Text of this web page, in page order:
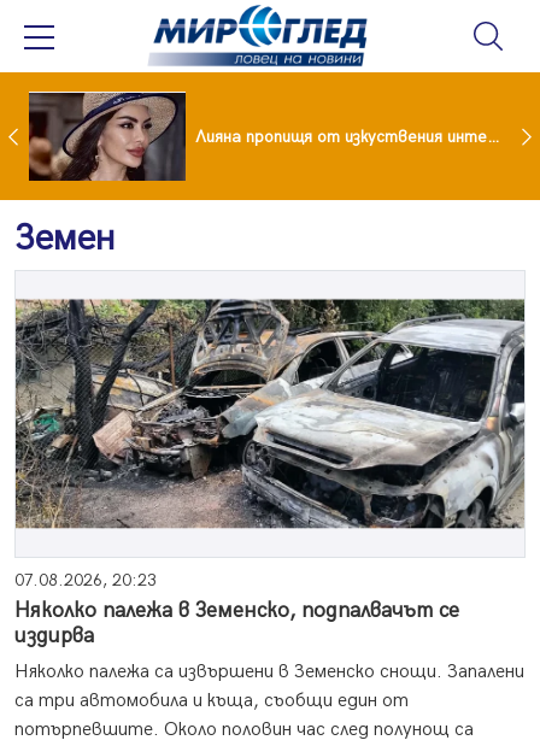
Популярен риалити герой заряза жена си заради друга Лияна пропищя от изкуствения интелект
Земен
07.08.2026, 20:23
Няколко палежа в Земенско, подпалвачът се
издирва
Няколко палежа са извършени в Земенско снощи. Запалени
са три автомобила и къща, съобщи един от
потърпевшите. Около половин час след полунощ са